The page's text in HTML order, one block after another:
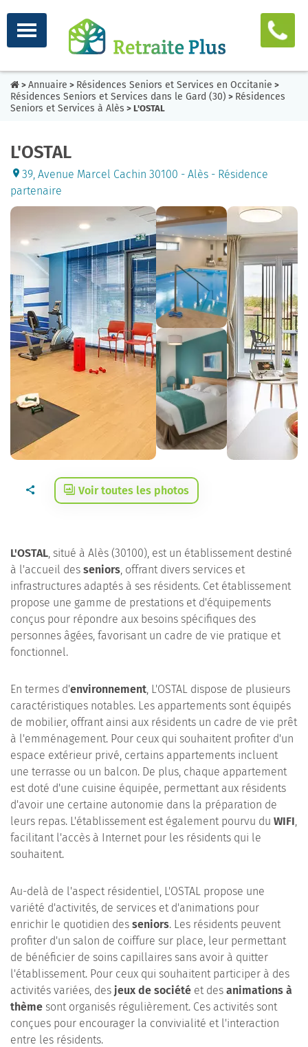
> Annuaire > Résidences Seniors et Services en Occitanie >
Résidences Seniors et Services dans le Gard (30) > Résidences
Seniors et Services à Alès > L'OSTAL
L'OSTAL
39, Avenue Marcel Cachin 30100 - Alès - Résidence
partenaire
Voir toutes les photos
L'OSTAL, situé à Alès (30100), est un établissement destiné
à l'accueil des seniors, offrant divers services et
infrastructures adaptés à ses résidents. Cet établissement
propose une gamme de prestations et d'équipements
conçus pour répondre aux besoins spécifiques des
personnes âgées, favorisant un cadre de vie pratique et
fonctionnel.
En termes d'environnement, L'OSTAL dispose de plusieurs
caractéristiques notables. Les appartements sont équipés
de mobilier, offrant ainsi aux résidents un cadre de vie prêt
à l'emménagement. Pour ceux qui souhaitent profiter d'un
espace extérieur privé, certains appartements incluent
une terrasse ou un balcon. De plus, chaque appartement
est doté d'une cuisine équipée, permettant aux résidents
d'avoir une certaine autonomie dans la préparation de
leurs repas. L'établissement est également pourvu du WIFI,
facilitant l'accès à Internet pour les résidents qui le
souhaitent.
Au-delà de l'aspect résidentiel, L'OSTAL propose une
variété d'activités, de services et d'animations pour
enrichir le quotidien des seniors. Les résidents peuvent
profiter d'un salon de coiffure sur place, leur permettant
de bénéficier de soins capillaires sans avoir à quitter
l'établissement. Pour ceux qui souhaitent participer à des
activités variées, des jeux de société et des animations à
thème sont organisés régulièrement. Ces activités sont
conçues pour encourager la convivialité et l'interaction
entre les résidents.